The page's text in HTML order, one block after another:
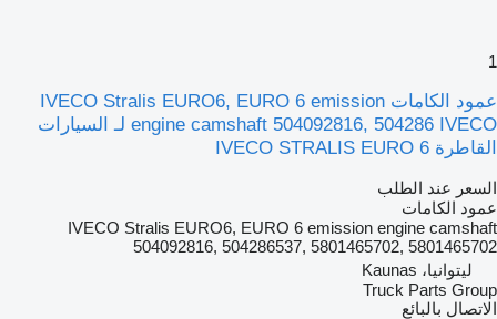
1
عمود الكامات IVECO Stralis EURO6, EURO 6 emission
engine camshaft 504092816, 504286 IVECO لـ السيارات
القاطرة IVECO STRALIS EURO 6
السعر عند الطلب
عمود الكامات
IVECO Stralis EURO6, EURO 6 emission engine camshaft
504092816, 504286537, 5801465702, 5801465702
ليتوانيا، Kaunas
Truck Parts Group
الاتصال بالبائع